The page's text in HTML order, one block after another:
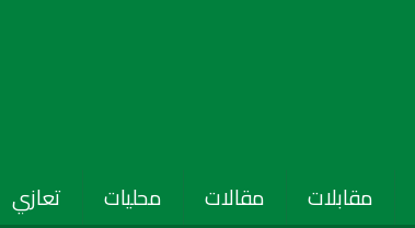
مقابلات مقالات محليات
تعازي